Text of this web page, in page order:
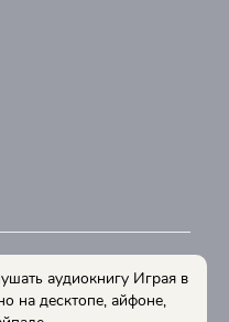
аудиокнигу Играя в
на десктопе, айфоне,